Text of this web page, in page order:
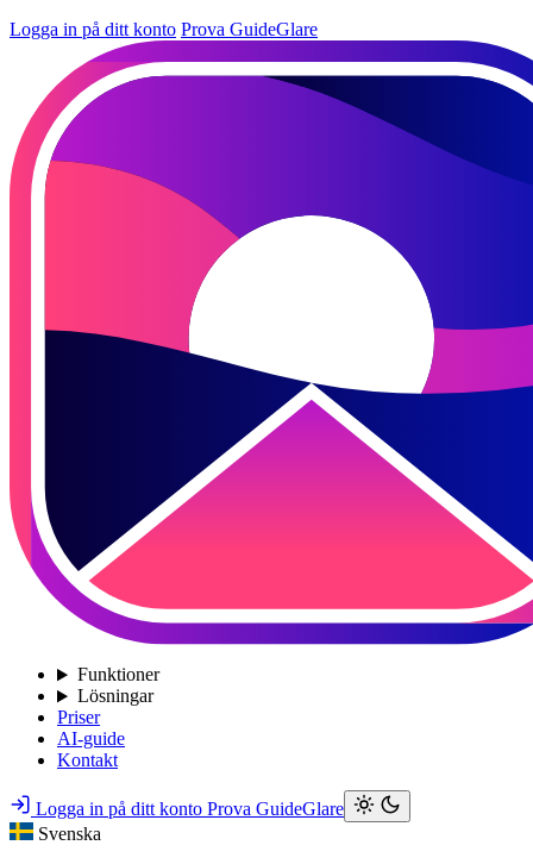
Logga in på ditt konto Prova GuideGlare
Funktioner
Lösningar
Priser
AI-guide
Kontakt
Logga in på ditt konto Prova GuideGlare
Svenska